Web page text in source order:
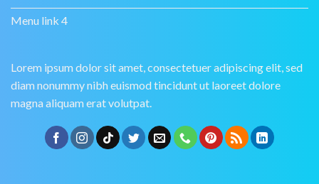
Menu link 4
Lorem ipsum dolor sit amet, consectetuer adipiscing elit, sed
diam nonummy nibh euismod tincidunt ut laoreet dolore
magna aliquam erat volutpat.